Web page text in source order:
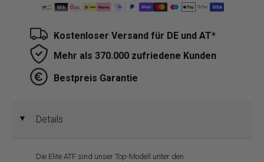
Kostenloser Versand für DE und AT*
Mehr als 370.000 zufriedene Kunden
Bestpreis Garantie
◄ Details
Die Elite ATF sind unser Top-Modell unter den